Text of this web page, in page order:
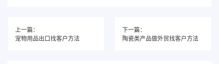
上一篇：
宠物用品出口找客户方法
下一篇：
陶瓷类产品做外贸找客户方法